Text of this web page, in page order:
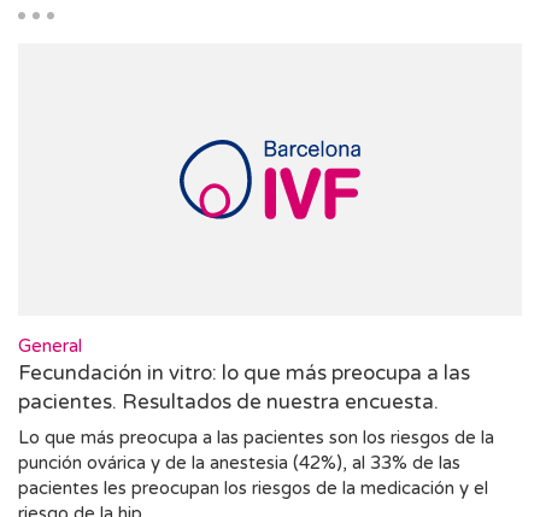
General
Fecundación in vitro: lo que más preocupa a las
pacientes. Resultados de nuestra encuesta.
Lo que más preocupa a las pacientes son los riesgos de la
punción ovárica y de la anestesia (42%), al 33% de las
pacientes les preocupan los riesgos de la medicación y el